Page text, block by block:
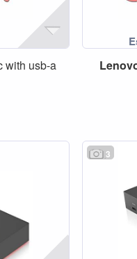
with usb-a
3